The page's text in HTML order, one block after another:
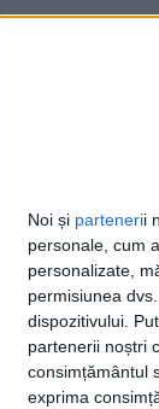
Noi și partenerii
personale, cum
personalizate,
permisiunea
dispozitivului.
partenerii noștri
consimțământul
exprima